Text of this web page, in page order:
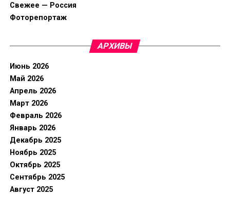
Свежее — Россия
Фоторепортаж
АРХИВЫ
Июнь 2026
Май 2026
Апрель 2026
Март 2026
Февраль 2026
Январь 2026
Декабрь 2025
Ноябрь 2025
Октябрь 2025
Сентябрь 2025
Август 2025